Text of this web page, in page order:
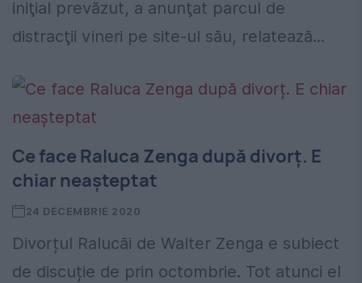
iniţial prevăzut, a anunţat parcul de
distracţii vineri pe site-ul său, relatează...
Ce face Raluca Zenga după divorț. E
chiar neașteptat
24 DECEMBRIE 2020
Divorțul Ralucăi de Walter Zenga e subiect
de discuție de prin octombrie. Tot atunci el